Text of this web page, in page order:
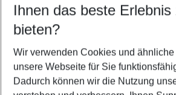
Find the perfect deal which suits your
Your departure airport
Any airport
Select your date range
09/08/26–07/08/27 5-8 nights
Who will travel
Ihnen das beste Erlebnis
bieten?
Wir verwenden Cookies und
unsere Webseite für Sie
Dadurch können wir die Nutzung